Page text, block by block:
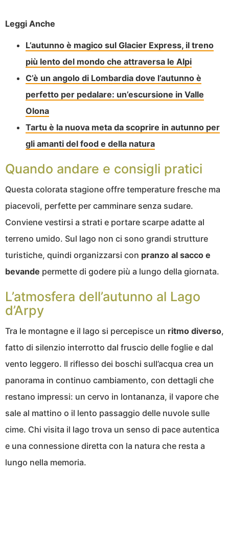
Leggi Anche
L’autunno è magico sul Glacier Express, il treno
più lento del mondo che attraversa le Alpi
C’è un angolo di Lombardia dove l’autunno è
perfetto per pedalare: un’escursione in Valle
Olona
Tartu è la nuova meta da scoprire in autunno per
gli amanti del food e della natura
Quando andare e consigli pratici
Questa colorata stagione offre temperature fresche ma
piacevoli, perfette per camminare senza sudare.
Conviene vestirsi a strati e portare scarpe adatte al
terreno umido. Sul lago non ci sono grandi strutture
turistiche, quindi organizzarsi con pranzo al sacco e
bevande permette di godere più a lungo della giornata.
L’atmosfera dell’autunno al Lago
d’Arpy
Tra le montagne e il lago si percepisce un ritmo diverso,
fatto di silenzio interrotto dal fruscio delle foglie e dal
vento leggero. Il riflesso dei boschi sull’acqua crea un
panorama in continuo cambiamento, con dettagli che
restano impressi: un cervo in lontananza, il vapore che
sale al mattino o il lento passaggio delle nuvole sulle
cime. Chi visita il lago trova un senso di pace autentica
e una connessione diretta con la natura che resta a
lungo nella memoria.